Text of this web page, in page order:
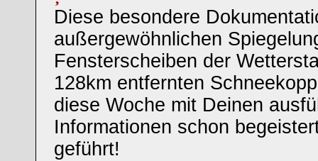
Diese besondere
außergewöhnlichen
Fensterscheiben der
128km entfernten
diese Woche mit Deinen
Informationen schon
geführt!